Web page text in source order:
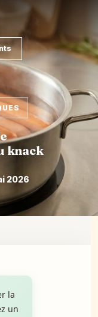
knack
2026
la
un